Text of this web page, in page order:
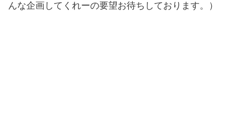
んな企画してくれーの要望お待ちしております。）